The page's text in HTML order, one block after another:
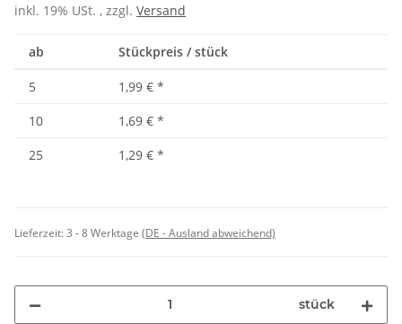
inkl. 19% USt. , zzgl. Versand
ab Stückpreis / stück
5 1,99 € *
10
1,69 € *
25
1,29 € *
Lieferzeit:3 - 8 Werktage (DE - Ausland abweichend)
stück